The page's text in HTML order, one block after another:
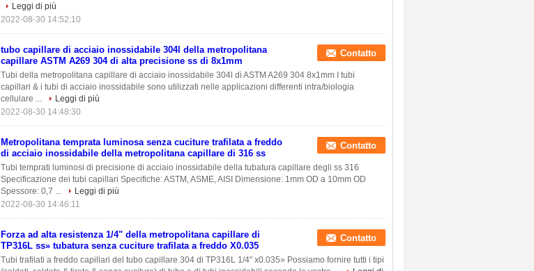
Leggi di più
2022-08-30 14:52:10
tubo capillare di acciaio inossidabile 304l della metropolitana
capillare ASTM A269 304 di alta precisione ss di 8x1mm
Contatto
Tubi della metropolitana capillare di acciaio inossidabile 304l di ASTM A269 304 8x1mm I tubi
capillari & i tubi di acciaio inossidabile sono utilizzati nelle applicazioni differenti intra/biologia
cellulare ...
Leggi di più
2022-08-30 14:48:30
Metropolitana temprata luminosa senza cuciture trafilata a freddo
di acciaio inossidabile della metropolitana capillare di 316 ss
Contatto
Tubi temprati luminosi di precisione di acciaio inossidabile della tubatura capillare degli ss 316
Specificazione dei tubi capillari Specifiche: ASTM, ASME, AISI Dimensione: 1mm OD a 10mm OD
Spessore: 0,7 ...
Leggi di più
2022-08-30 14:46:11
Forza ad alta resistenza 1/4" della metropolitana capillare di
TP316L ss» tubatura senza cuciture trafilata a freddo X0.035
Contatto
Tubi trafilati a freddo capillari del tubo capillare 304 di TP316L 1/4" x0.035» Possiamo fornire tutti i tipi